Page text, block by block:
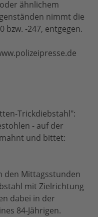
ähnlichem
nimmt die
bzw. -247, entgegen.
Trickdiebstahl":
- auf der
und bittet:
den Mittagsstunden
mit Zielrichtung
dabei in der
84-Jährigen.